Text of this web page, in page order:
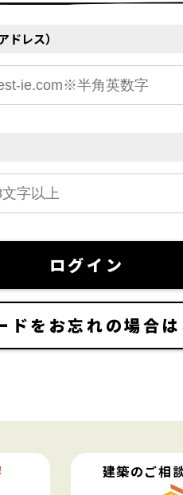
ドレス）
ログイン
ドをお忘れの場合は
建築のご相